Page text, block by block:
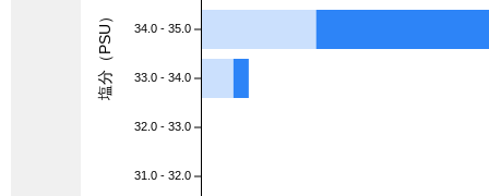
34.0 - 35.0
33.0 - 34.0
32.0 - 33.0
31.0 - 32.0
塩分（PSU）